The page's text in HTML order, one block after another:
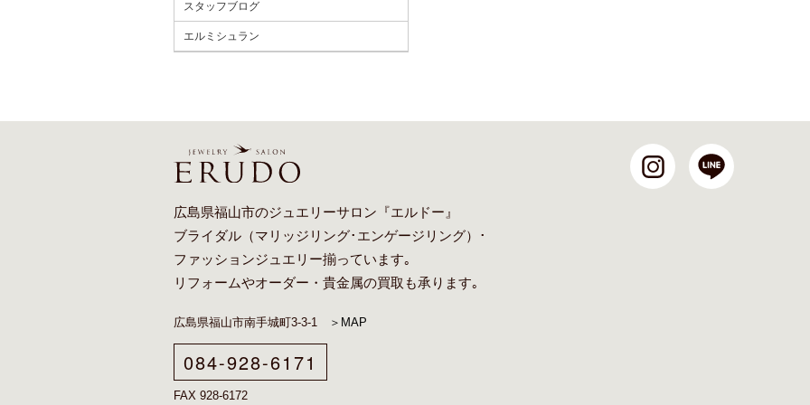
スタッフブログ
エルミシュラン
広島県福山市のジュエリーサロン『エルドー』
ブライダル（マリッジリング･ エンゲージリング）･
ファッションジュエリー揃っています｡
リフォームやオーダー ・貴金属の買取も承ります｡
広島県福山市南手城町3-3-1 ＞MAP
084-928-6171
FAX 928-6172